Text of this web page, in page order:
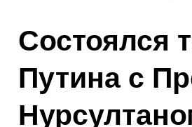
Состоялся
Путина с